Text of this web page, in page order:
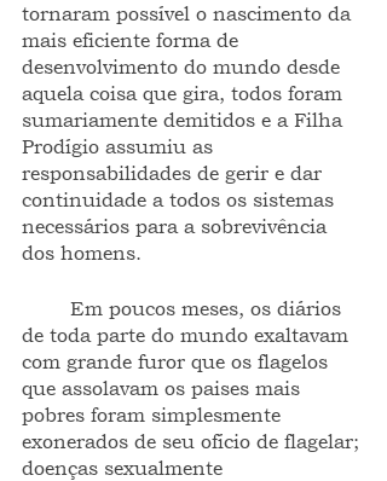
tornaram possível o nascimento da
mais eficiente forma de
desenvolvimento do mundo desde
aquela coisa que gira, todos foram
sumariamente demitidos e a Filha
Prodígio assumiu as
responsabilidades de gerir e dar
continuidade a todos os sistemas
necessários para a sobrevivência
dos homens.
de toda parte do mundo exaltavam
com grande furor que os flagelos
que assolavam os paises mais
pobres foram simplesmente
exonerados de seu ofício de flagelar;
doenças sexualmente